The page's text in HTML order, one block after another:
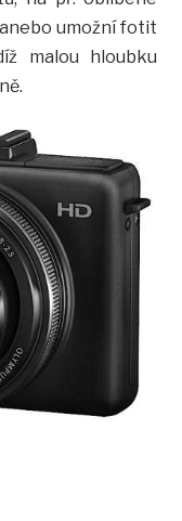
umožní fotit
malou hloubku